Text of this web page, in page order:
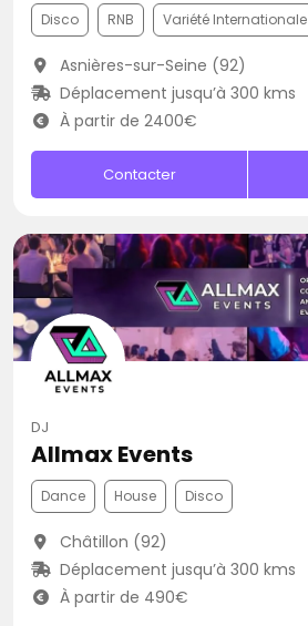
Disco RNB Variété Internationale
Asnières-sur-Seine (92)
Déplacement jusqu’à 300 kms
À partir de 2400€
Contacter
DJ
Allmax Events
Dance House Disco
Châtillon (92)
Déplacement jusqu’à 300 kms
À partir de 490€